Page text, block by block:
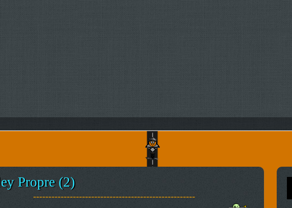
Propre (2)
-----------------------------------------------------